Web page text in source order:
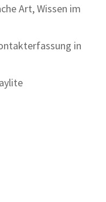
Art, Wissen im
in